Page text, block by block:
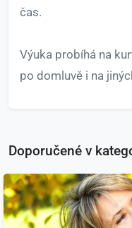
čas.
Výuka probíhá na
po domluvě i na
Doporučené v